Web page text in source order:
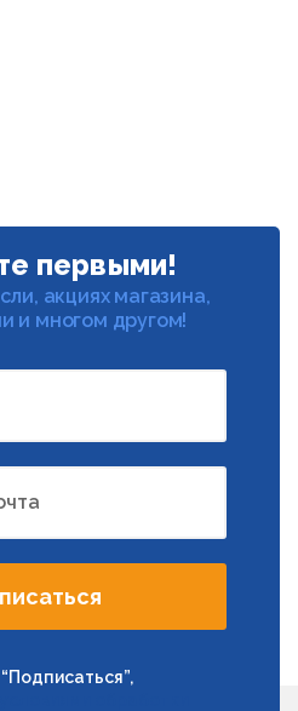
первыми!
акциях магазина,
и многом другом!